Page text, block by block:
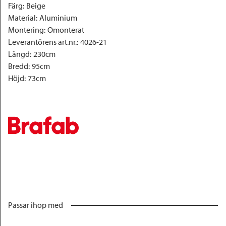
Färg: Beige
Material: Aluminium
Montering: Omonterat
Leverantörens art.nr.: 4026-21
Längd: 230cm
Bredd: 95cm
Höjd: 73cm
Passar ihop med